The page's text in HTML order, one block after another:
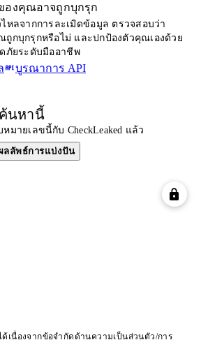
องคุณอาจถูกบุกรุก
หลจากการละเมิดข้อมูล ตรวจสอบว่า
กบุกรุกหรือไม่ และปกป้องตัวคุณเองด้วย
ภัยระดับมืออาชีพ
บูรณาการ API
นหานี้
มายเลขนี้กับ CheckLeaked แล้ว
ลลัพธ์การแบ่งปัน
เนื่องจากข้อจำกัดด้านความเป็นส่วนตัว/การ